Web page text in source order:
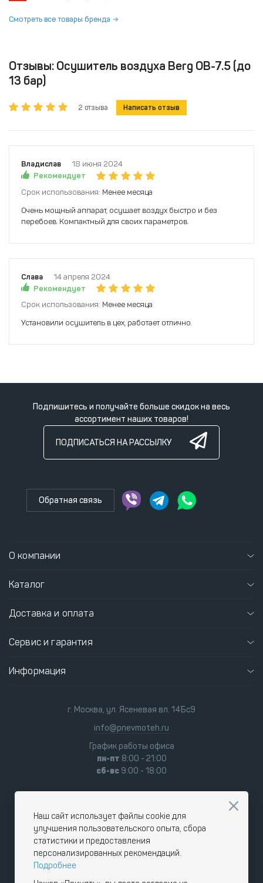
Смотреть все товары бренда
Отзывы: Осушитель воздуха Berg ОВ-7.5 (до
13 бар)
2 отзыва Написать отзыв
Владислав
18 июня 2024
Рекомендует
Срок использования: Менее месяца
Очень мощный аппарат, осушает воздух быстро и без
перебоев. Компактный для своих параметров.
Слава
14 апреля 2024
Рекомендует
Срок использования: Менее месяца
Установили осушитель в цех, работает отлично.
Подпишитесь и получайте больше скидок на весь
ассортимент наших товаров!
ПОДПИСАТЬСЯ НА РАССЫЛКУ
Обратная связь
О компании
Каталог
Доставка и оплата
Сервис и гарантия
Информация
г. Москва, ул. Ясеневая вл. 14Бс9
info@pnevmoteh.ru
График работы офиса
пн-пт 8:00 - 21:00
сб-вс 9:00 - 18:00
Наш сайт использует файлы cookie для
улучшения пользовательского опыта, сбора
статистики и предоставления
персонализированных рекомендаций.
Подробнее